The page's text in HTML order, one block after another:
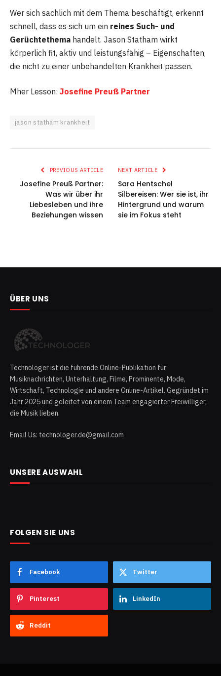
Wer sich sachlich mit dem Thema beschäftigt, erkennt
schnell, dass es sich um ein reines Such- und
Gerüchtethema handelt. Jason Statham wirkt
körperlich fit, aktiv und leistungsfähig – Eigenschaften,
die nicht zu einer unbehandelten Krankheit passen.
Mher Lesson: Josefine Preuß Partner
jason statham krankheit
PREVIOUS ARTICLE
Josefine Preuß Partner:
Was wir über ihr
Liebesleben und ihre
Beziehungen wissen
NEXT ARTICLE
Sara Hentschel
Silbereisen: Wer sie ist, ihr
Hintergrund und warum
sie im Fokus steht
ÜBER UNS
Technologer ist die führende Online-Publikation für
Musiknachrichten, Unterhaltung, Filme, Prominente, Mode,
Wirtschaft, Technologie und andere Online-Artikel. Gegründet im
Jahr 2025 und geleitet von einem Team engagierter Freiwilliger,
die Musik lieben.
Email Us: technologer.de@gmail.com
UNSERE AUSWAHL
FOLGEN SIE UNS
Facebook Twitter
Pinterest LinkedIn
Reddit